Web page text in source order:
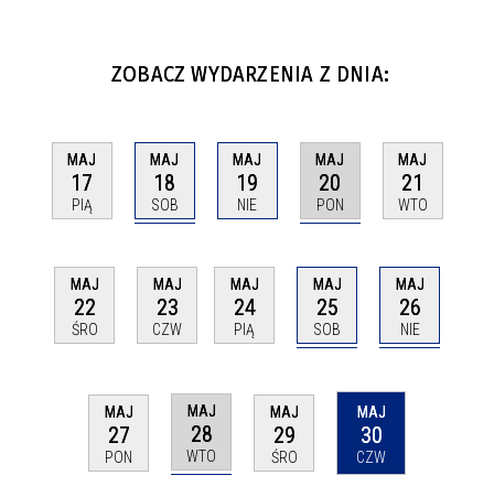
ZOBACZ WYDARZENIA Z DNIA:
MAJ
17
PIĄ
MAJ
18
SOB
MAJ
19
NIE
MAJ
20
PON
MAJ
21
WTO
MAJ
22
ŚRO
MAJ
23
CZW
MAJ
24
PIĄ
MAJ
25
SOB
MAJ
26
NIE
MAJ
27
PON
MAJ
28
WTO
MAJ
29
ŚRO
MAJ
30
CZW